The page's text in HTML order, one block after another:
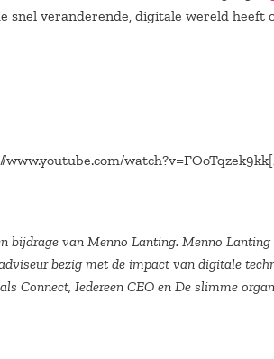
snel veranderende, digitale wereld heeft
bijdrage van Menno Lanting. Menno
bezig met de impact van digitale
Connect, Iedereen CEO en De slimme